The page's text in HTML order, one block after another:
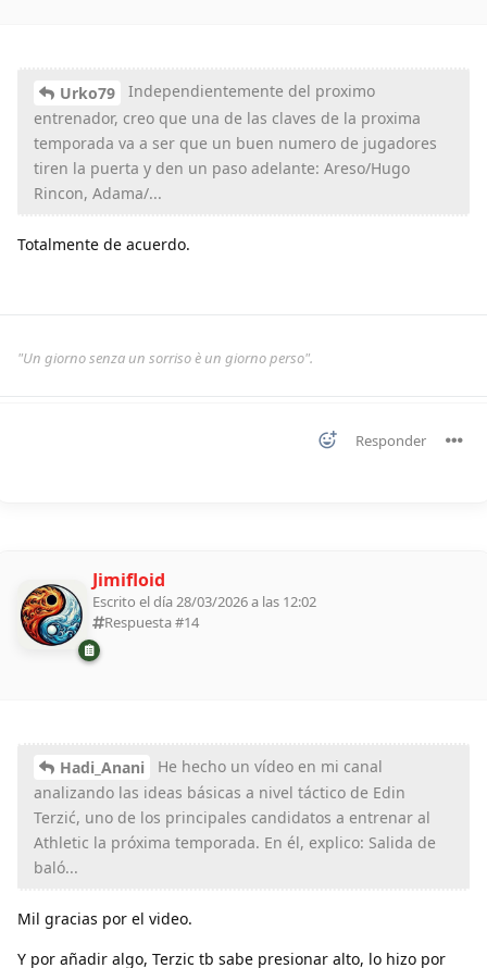
Urko79
Independientemente del proximo
entrenador, creo que una de las claves de la proxima
temporada va a ser que un buen numero de jugadores
tiren la puerta y den un paso adelante: Areso/Hugo
Rincon, Adama/...
Totalmente de acuerdo.
"Un giorno senza un sorriso è un giorno perso".
Responder
Jimifloid
Escrito el día 28/03/2026 a las 12:02
Respuesta #14
Hadi_Anani
He hecho un vídeo en mi canal
analizando las ideas básicas a nivel táctico de Edin
Terzić, uno de los principales candidatos a entrenar al
Athletic la próxima temporada. En él, explico: Salida de
baló...
Mil gracias por el video.
Y por añadir algo, Terzic tb sabe presionar alto, lo hizo por